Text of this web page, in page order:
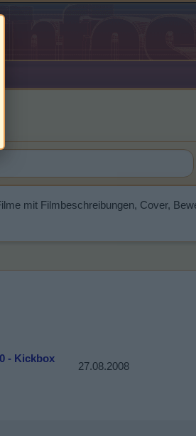
mit Filmbeschreibungen, Cover,
- Kickbox
27.08.2008